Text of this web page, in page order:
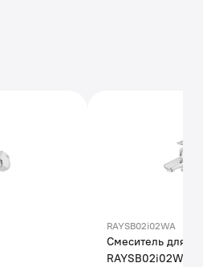
RAYSB02i02WA
Смеситель для
RAYSB02i02WA